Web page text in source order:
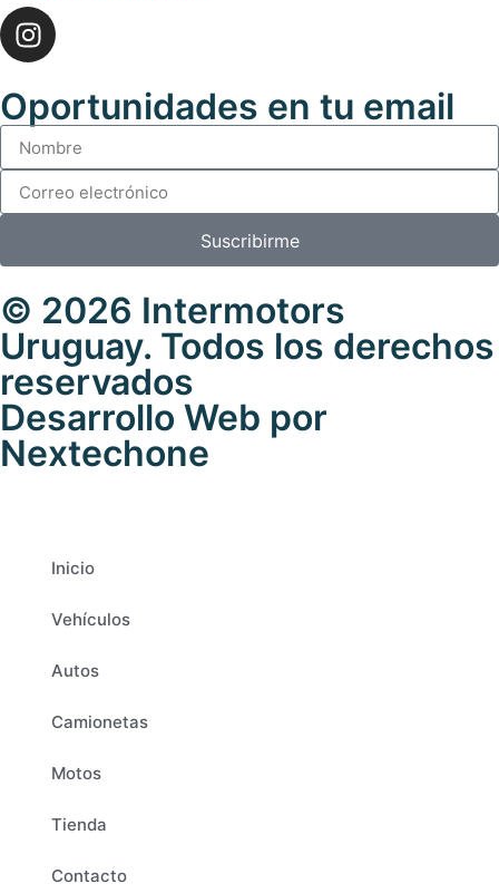
Oportunidades en tu email
Suscribirme
© 2026 Intermotors
Uruguay. Todos los derechos
reservados
Desarrollo Web por
Nextechone
Inicio
Vehículos
Autos
Camionetas
Motos
Tienda
Contacto